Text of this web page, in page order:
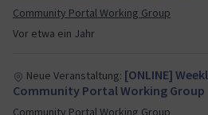
Vor etwa ein Jahr
Community Portal Working Group
Neue Veranstaltung: [ONLINE]
Community Portal Working Group
Community Portal Working Group